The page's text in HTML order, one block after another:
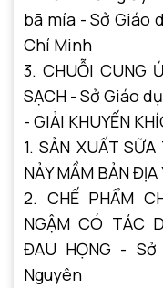
bã mía - Sở Giáo
Chí Minh
3. CHUỖI CUNG
SẠCH - Sở Giáo
- GIẢI KHUYẾN
1. SẢN XUẤT
NẢY MẦM BẢN
2. CHẾ PHẨM
NGẬM CÓ TÁC
ĐAU HỌNG -
Nguyên